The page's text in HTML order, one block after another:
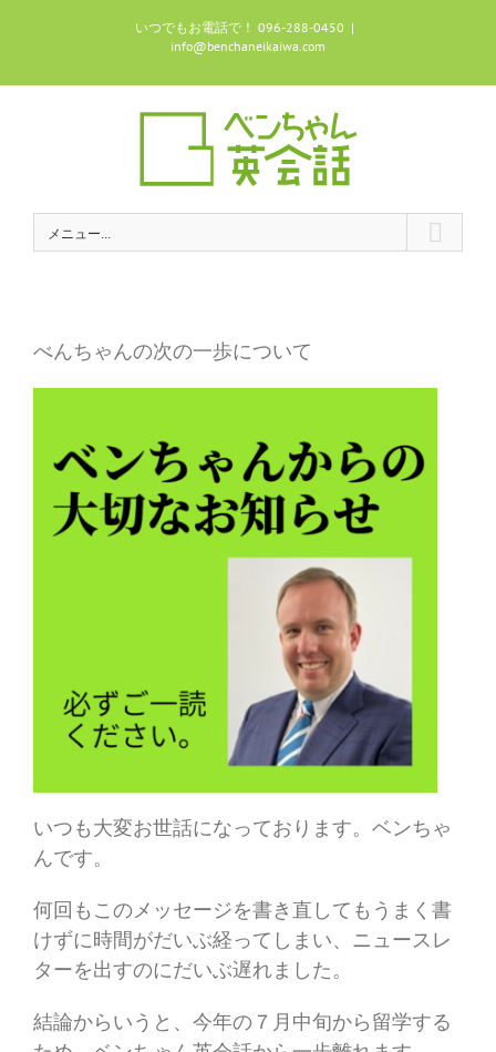
いつでもお電話で！ 096-288-0450 |
info@benchaneikaiwa.com
メニュー...
べんちゃんの次の一歩について
いつも大変お世話になっております。ベンちゃ
んです。
何回もこのメッセージを書き直してもうまく書
けずに時間がだいぶ経ってしまい、ニュースレ
ターを出すのにだいぶ遅れました。
結論からいうと、今年の７月中旬から留学する